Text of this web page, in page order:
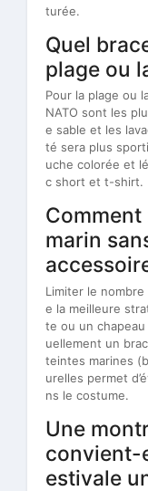
turée.
Quel
plage ou
Pour la plage ou
NATO sont les
e sable et les
té sera plus
uche colorée et
c short et t-shirt.
marin
Limiter le
e la meilleure
te ou un
uellement un
teintes marines
urelles permet
ns le costume.
Une
convient-
estivale